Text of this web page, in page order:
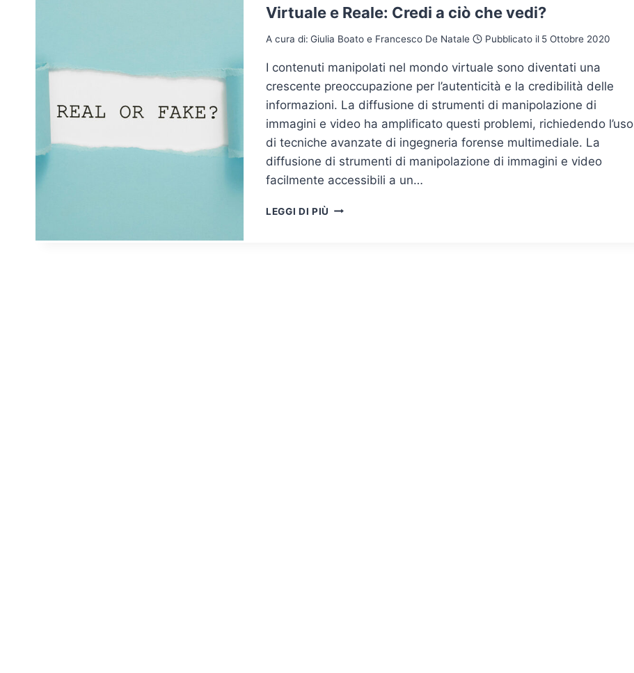
Virtuale e Reale: Credi a ciò che vedi?
A cura di: Giulia Boato e Francesco De Natale Pubblicato il 5 Ottobre 2020
I contenuti manipolati nel mondo virtuale sono diventati una
crescente preoccupazione per l’autenticità e la credibilità delle
informazioni. La diffusione di strumenti di manipolazione di
immagini e video ha amplificato questi problemi, richiedendo l’uso
di tecniche avanzate di ingegneria forense multimediale. La
diffusione di strumenti di manipolazione di immagini e video
facilmente accessibili a un…
LEGGI DI PIÙ VIRTUALE